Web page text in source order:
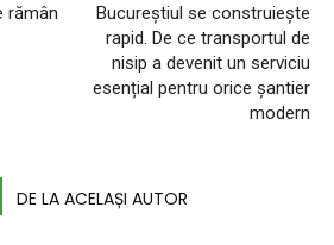
rămân
Bucureștiul se construiește
rapid. De ce transportul de
nisip a devenit un serviciu
esențial pentru orice șantier
modern
DE LA ACELAȘI AUTOR